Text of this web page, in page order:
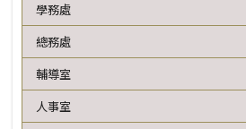
學務處
總務處
輔導室
人事室